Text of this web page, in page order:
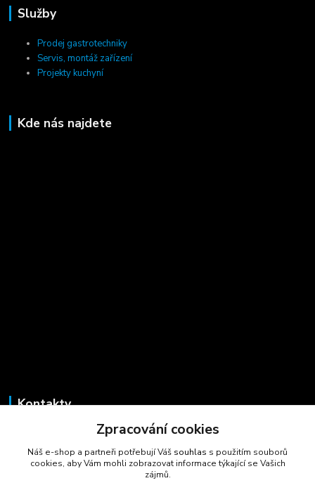
Služby
Prodej gastrotechniky
Servis, montáž zařízení
Projekty kuchyní
Kde nás najdete
Kontakty
+420 723 725 881
(Po-Pá, 8-16 hod.)
Zpracování cookies
Náš e-shop a partneři potřebují Váš souhlas s použitím souborů
cookies, aby Vám mohli zobrazovat informace týkající se Vašich
zájmů.